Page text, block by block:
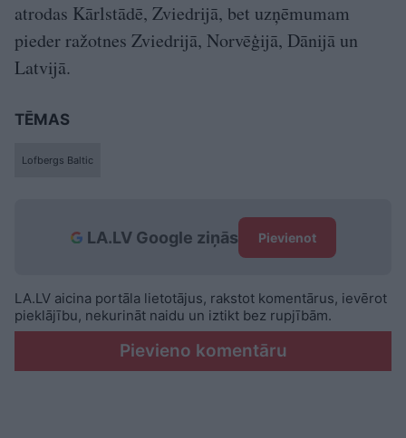
atrodas Kārlstādē, Zviedrijā, bet uzņēmumam
pieder ražotnes Zviedrijā, Norvēģijā, Dānijā un
Latvijā.
TĒMAS
Lofbergs Baltic
LA.LV Google ziņās Pievienot
LA.LV aicina portāla lietotājus, rakstot komentārus, ievērot
pieklājību, nekurināt naidu un iztikt bez rupjībām.
Pievieno komentāru